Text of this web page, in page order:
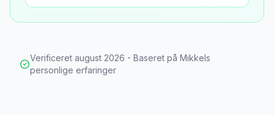
Verificeret august 2026 - Baseret på Mikkels
personlige erfaringer